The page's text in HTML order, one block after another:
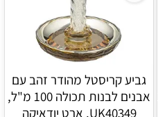
גביע קריסטל מהודר זהב עם
אבנים לבנות תכולה 100 מ"ל,
UK40349, ארט יודאיקה